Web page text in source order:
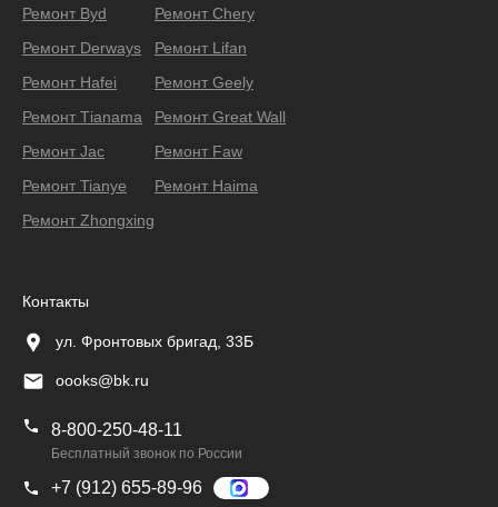
Ремонт Byd
Ремонт Derways
Ремонт Hafei
Ремонт Тianama
Ремонт Jac
Ремонт Tianye
Ремонт Zhongxing
Ремонт Chery
Ремонт Lifan
Ремонт Geely
Ремонт Great Wall
Ремонт Faw
Ремонт Haima
Контакты
ул. Фронтовых бригад, 33Б
oooks@bk.ru
8-800-250-48-11
Бесплатный звонок по России
+7 (912) 655-89-96